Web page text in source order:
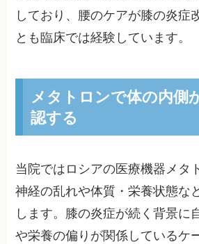
しており、腰のケアが膝の炎症
とも臨床では経験しています。
メタトロンで体の内側
認する
当院ではロシアの医療機器メタ
神経の乱れや体質・栄養状態な
します。膝の炎症が続く背景に
や栄養の偏りが関係しているケ